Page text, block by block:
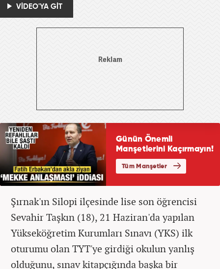
VİDEO'YA GİT
Şırnak'ın Silopi ilçesinde lise son öğrencisi
Sevahir Taşkın (18), 21 Haziran'da yapılan
Yükseköğretim Kurumları Sınavı (YKS) ilk
oturumu olan TYT'ye girdiği okulun yanlış
olduğunu, sınav kitapçığında başka bir